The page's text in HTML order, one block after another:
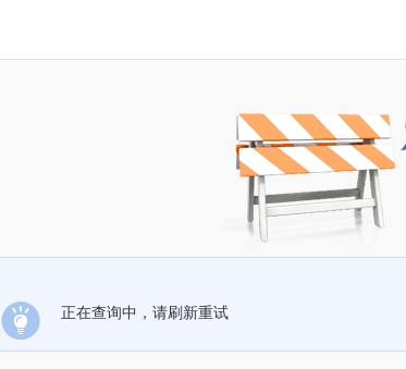
正在查询中，请刷新重试